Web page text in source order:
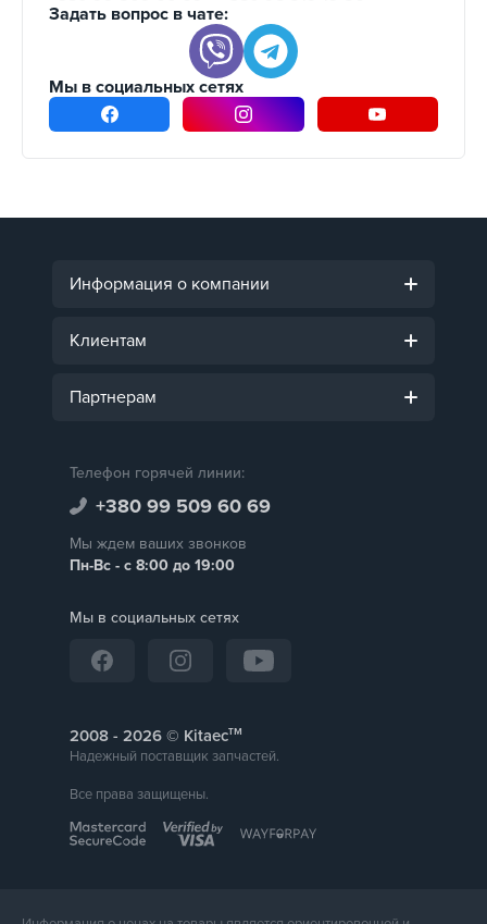
Volkswagen E-Golf
Smart
Opel Ampera
Opel Mokka
Задать вопрос в чате:
Мы в социальных сетях
Информация о компании
Клиентам
Партнерам
Телефон горячей линии:
+380 99 509 60 69
Мы ждем ваших звонков
Пн-Вс - с 8:00 до 19:00
Мы в социальных сетях
2008 - © Kitaecтм
Надежный поставщик запчастей.
Все права защищены.